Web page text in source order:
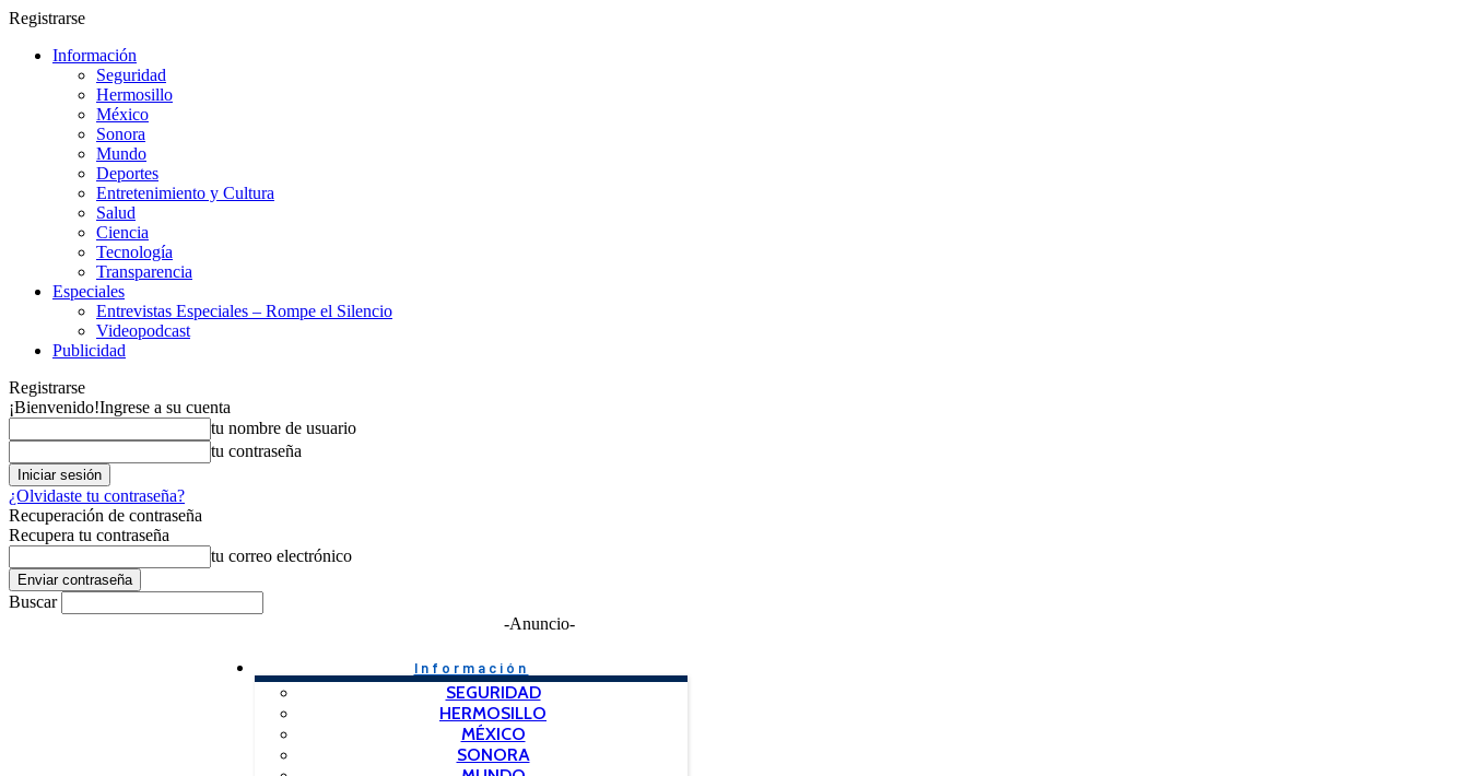
Registrarse
Información
Seguridad
Hermosillo
México
Sonora
Mundo
Deportes
Entretenimiento y Cultura
Salud
Ciencia
Tecnología
Transparencia
Especiales
Entrevistas Especiales – Rompe el Silencio
Videopodcast
Publicidad
Registrarse
¡Bienvenido!Ingrese a su cuenta
tu nombre de usuario
tu contraseña
¿Olvidaste tu contraseña?
Recuperación de contraseña
Recupera tu contraseña
tu correo electrónico
Buscar
-Anuncio-
Información
SEGURIDAD
HERMOSILLO
MÉXICO
SONORA